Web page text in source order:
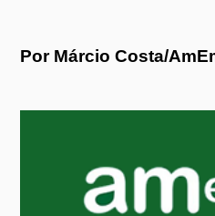
Por Márcio Costa/